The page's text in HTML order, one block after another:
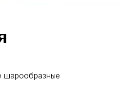
шарообразные